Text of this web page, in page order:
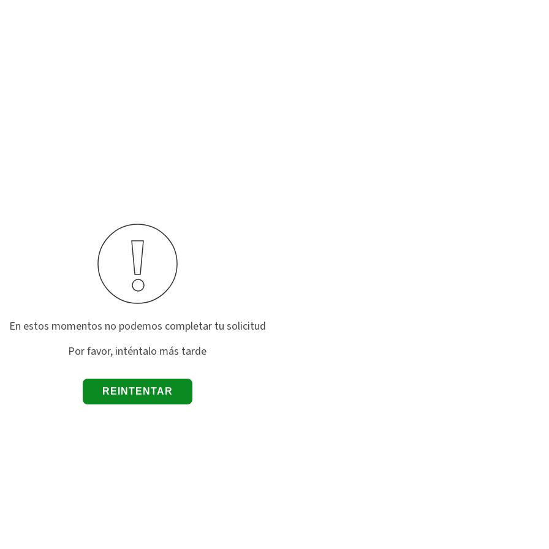
En estos momentos no podemos completar tu solicitud
Por favor, inténtalo más tarde
REINTENTAR